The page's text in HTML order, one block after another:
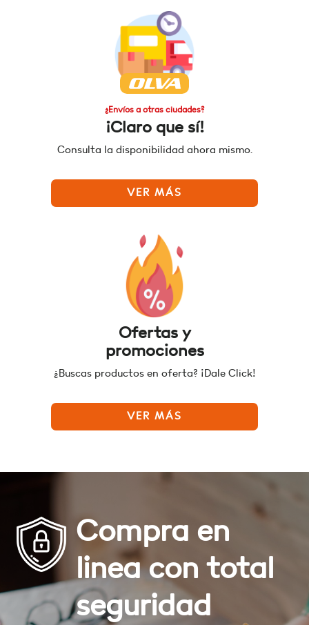
¿Envíos a otras ciudades?
¡Claro que sí!
Consulta la disponibilidad ahora mismo.
VER MÁS
Ofertas y
promociones
¿Buscas productos en oferta? ¡Dale Click!
VER MÁS
Compra en
linea con total
seguridad